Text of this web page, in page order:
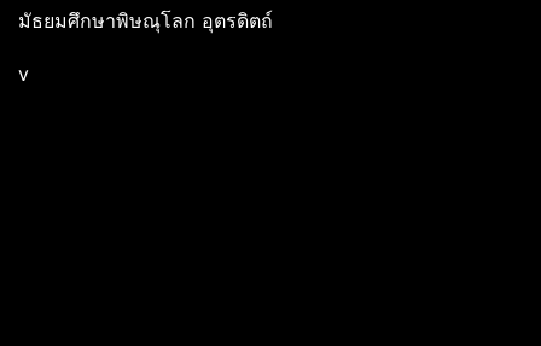
มัธยมศึกษาพิษณุโลก อุตรดิตถ์
v